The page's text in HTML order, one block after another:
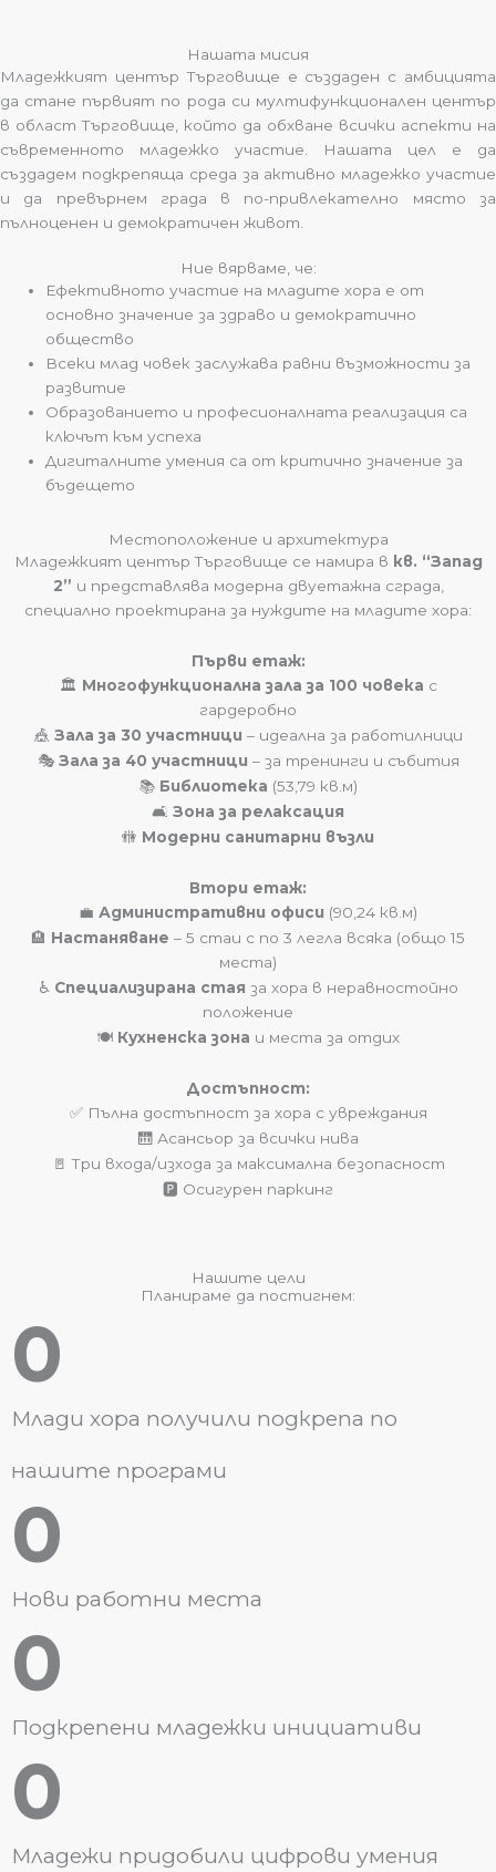
Нашата мисия
Младежкият център Търговище е създаден с амбицията
да стане първият по рода си мултифункционален център
в област Търговище, който да обхване всички аспекти на
съвременното младежко участие. Нашата цел е да
създадем подкрепяща среда за активно младежко участие
и да превърнем града в по-привлекателно място за
пълноценен и демократичен живот.
Ние вярваме, че:
Ефективното участие на младите хора е от
основно значение за здраво и демократично
общество
Всеки млад човек заслужава равни възможности за
развитие
Образованието и професионалната реализация са
ключът към успеха
Дигиталните умения са от критично значение за
бъдещето
Местоположение и архитектура
Младежкият център Търговище се намира в кв. “Запад
2” и представлява модерна двуетажна сграда,
специално проектирана за нуждите на младите хора:
Първи етаж:
🏛️ Многофункционална зала за 100 човека с
гардеробно
🎪 Зала за 30 участници – идеална за работилници
🎭 Зала за 40 участници – за тренинги и събития
📚 Библиотека (53,79 кв.м)
🛋️ Зона за релаксация
🚻 Модерни санитарни възли
Втори етаж:
💼 Административни офиси (90,24 кв.м)
🏨 Настаняване – 5 стаи с по 3 легла всяка (общо 15
места)
♿ Специализирана стая за хора в неравностойно
положение
🍽️ Кухненска зона и места за отдих
Достъпност:
✅ Пълна достъпност за хора с увреждания
🛗 Асансьор за всички нива
🚪 Три входа/изхода за максимална безопасност
🅿️ Осигурен паркинг
Нашите цели
Планираме да постигнем:
Млади хора получили подкрепа по
нашите програми
0
Нови работни места
0
Подкрепени младежки инициативи
0
Младежи придобили цифрови умения
0